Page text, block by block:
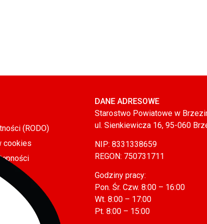
(RODO)
cookies
DANE ADRESOWE
Starostwo Powiatowe w
ul. Sienkiewicza 16, 95-060
NIP: 8331338659
REGON: 750731711
Godziny pracy:
Pon. Śr. Czw. 8:00 – 16:00
Wt. 8:00 – 17:00
Pt. 8:00 – 15:00